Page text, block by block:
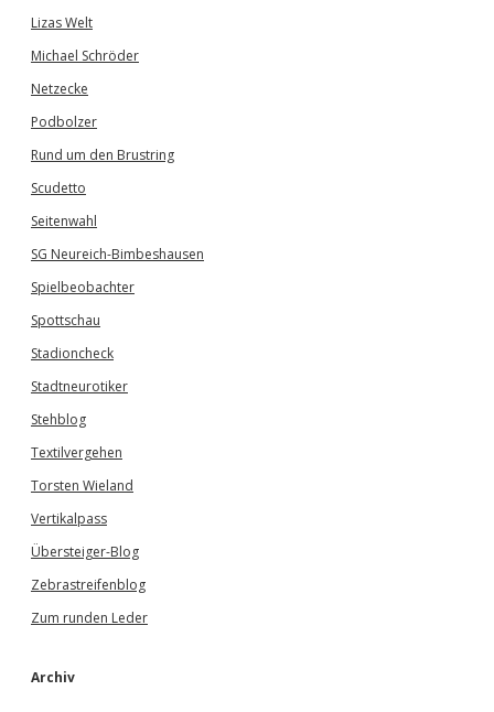
Lizas Welt
Michael Schröder
Netzecke
Podbolzer
Rund um den Brustring
Scudetto
Seitenwahl
SG Neureich-Bimbeshausen
Spielbeobachter
Spottschau
Stadioncheck
Stadtneurotiker
Stehblog
Textilvergehen
Torsten Wieland
Vertikalpass
Übersteiger-Blog
Zebrastreifenblog
Zum runden Leder
Archiv